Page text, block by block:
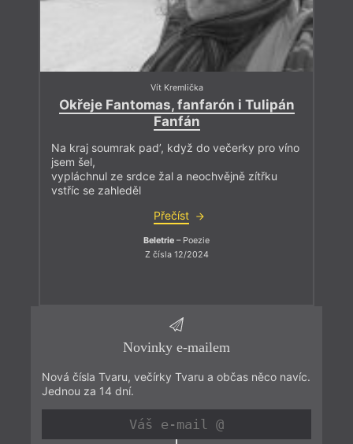
Vít Kremlička
Okřeje Fantomas, fanfarón i Tulipán
Fanfán
Na kraj soumrak pad’, když do večerky pro víno
jsem šel,
vypláchnul ze srdce žal a neochvějně zítřku
vstříc se zahleděl
Přečíst
Beletrie – Poezie
Z čísla 12/2024
Novinky e-mailem
Nová čísla Tvaru, večírky Tvaru a občas něco navíc.
Jednou za 14 dní.